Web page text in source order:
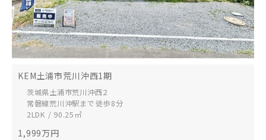
KEM土浦市荒川沖西1期
茨城県土浦市荒川沖西２
常磐線荒川沖駅まで 徒歩8分
2LDK / 90.25㎡
1,999万円